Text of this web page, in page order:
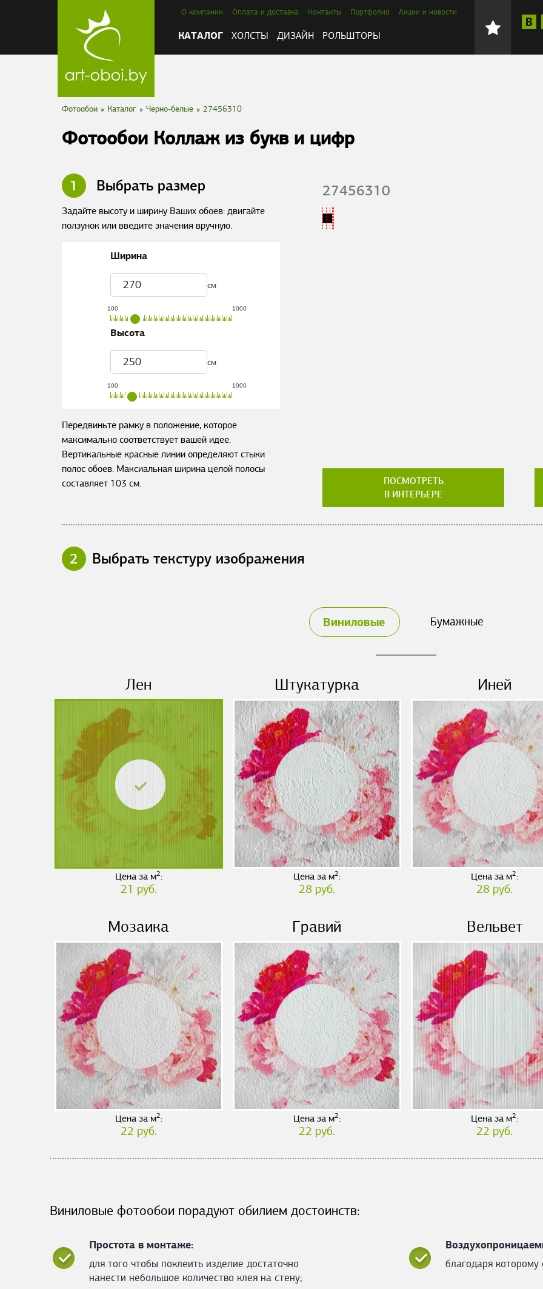
О компании Оплата и доставка Контакты Портфолио Акции и новости
КАТАЛОГ ХОЛСТЫ ДИЗАЙН РОЛЬШТОРЫ
Фотообои » Каталог » Черно-белые » 27456310
Фотообои Коллаж из букв и цифр
1 Выбрать размер
Задайте высоту и ширину Ваших обоев: двигайте
ползунок или введите значения вручную.
Ширина
см
100 1000
Высота
см
100 1000
Передвиньте рамку в положение, которое
максимально соответствует вашей идее.
Вертикальные красные линии определяют стыки
полос обоев. Максиальная ширина целой полосы
составляет 103 см.
27456310
ПОСМОТРЕТЬ
В ИНТЕРЬЕРЕ
2 Выбрать текстуру изображения
Виниловые Бумажные
Лен
Цена за м2:
21 руб.
Штукатурка
Цена за м2:
28 руб.
Иней
Цена за м2:
28 руб.
Мозаика
Цена за м2:
22 руб.
Гравий
Цена за м2:
22 руб.
Вельвет
Цена за м2:
22 руб.
Виниловые фотообои порадуют обилием достоинств:
Простота в монтаже:
для того чтобы поклеить изделие достаточно
нанести небольшое количество клея на стену;
благодаря